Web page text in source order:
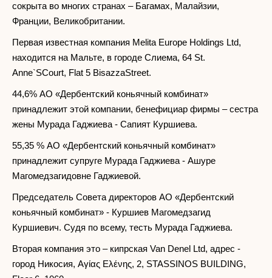
сокрыта во многих странах – Багамах, Малайзии,
Франции, Великобритании.
Первая известная компания Melita Europe Holdings Ltd,
находится на Мальте, в городе Слиема, 64 St.
Anne`SCourt, Flat 5 BisazzaStreet.
44,6% АО «Дербентский коньячный комбинат»
принадлежит этой компании, бенефициар фирмы – сестра
жены Мурада Гаджиева - Сапият Куршиева.
55,35 % АО «Дербентский коньячный комбинат»
принадлежит супруге Мурада Гаджиева - Ашуре
Магомедзагидовне Гаджиевой.
Председатель Совета директоров АО «Дербентский
коньячный комбинат» - Куршиев Магомедзагид
Куршиевич. Судя по всему, тесть Мурада Гаджиева.
Вторая компания это – кипрская Van Denel Ltd, адрес -
город Никосия, Αγίας Ελένης, 2, STASSINOS BUILDING,